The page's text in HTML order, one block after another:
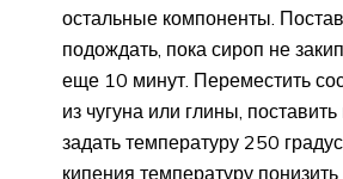
остальные компоненты.
подождать, пока сироп не
еще 10 минут. Переместить
из чугуна или глины, поставить
задать температуру 250
кипения температуру